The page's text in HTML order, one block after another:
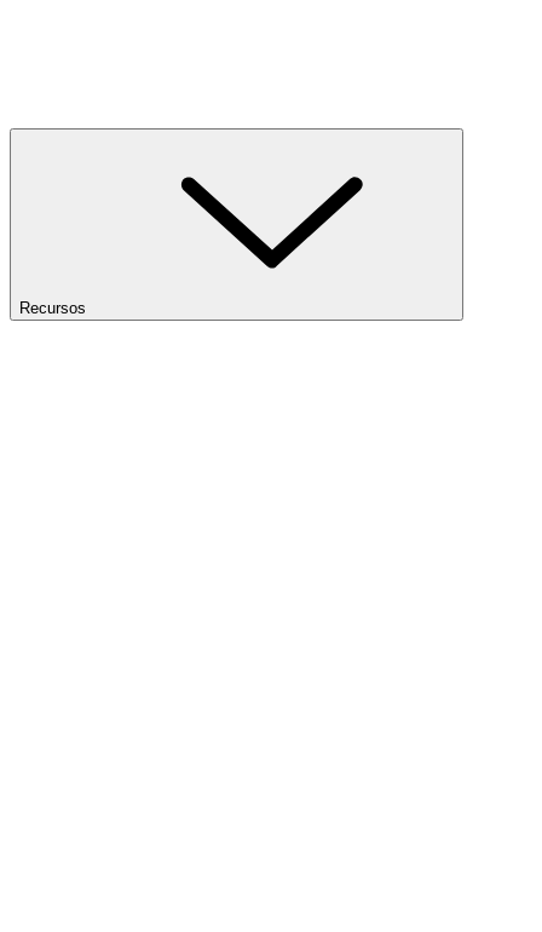
Recursos